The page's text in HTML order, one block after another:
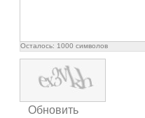
Осталось: 1000 символов
Обновить